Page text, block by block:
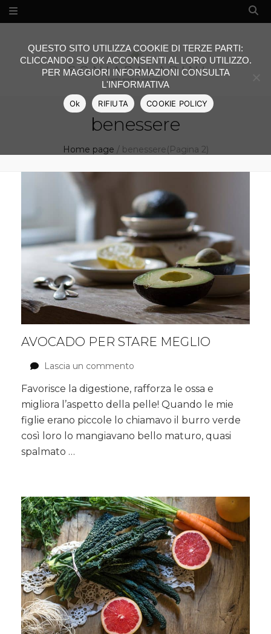
benessere
Home page / benessere(Pagina 2)
AVOCADO PER STARE MEGLIO
Lascia un commento
per
stare
meglio
Favorisce la digestione, rafforza le ossa e
migliora l’aspetto della pelle! Quando le mie
figlie erano piccole lo chiamavo il burro verde
così loro lo mangiavano bello maturo, quasi
spalmato …
QUESTO SITO UTILIZZA COOKIE DI TERZE PARTI:
CLICCANDO SU OK ACCONSENTI AL LORO UTILIZZO.
PER MAGGIORI INFORMAZIONI CONSULTA
L'INFORMATIVA
Ok RIFIUTA COOKIE POLICY